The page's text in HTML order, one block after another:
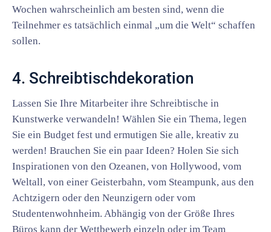
Wochen wahrscheinlich am besten sind, wenn die
Teilnehmer es tatsächlich einmal „um die Welt“ schaffen
sollen.
4. Schreibtischdekoration
Lassen Sie Ihre Mitarbeiter ihre Schreibtische in
Kunstwerke verwandeln! Wählen Sie ein Thema, legen
Sie ein Budget fest und ermutigen Sie alle, kreativ zu
werden! Brauchen Sie ein paar Ideen? Holen Sie sich
Inspirationen von den Ozeanen, von Hollywood, vom
Weltall, von einer Geisterbahn, vom Steampunk, aus den
Achtzigern oder den Neunzigern oder vom
Studentenwohnheim. Abhängig von der Größe Ihres
Büros kann der Wettbewerb einzeln oder im Team